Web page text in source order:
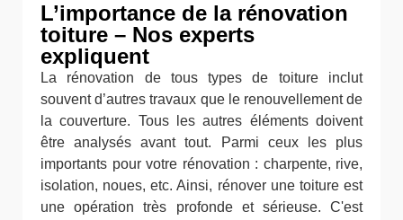
L’importance de la rénovation
toiture – Nos experts
expliquent
La rénovation de tous types de toiture inclut
souvent d’autres travaux que le renouvellement de
la couverture. Tous les autres éléments doivent
être analysés avant tout. Parmi ceux les plus
importants pour votre rénovation : charpente, rive,
isolation, noues, etc. Ainsi, rénover une toiture est
une opération très profonde et sérieuse. C'est